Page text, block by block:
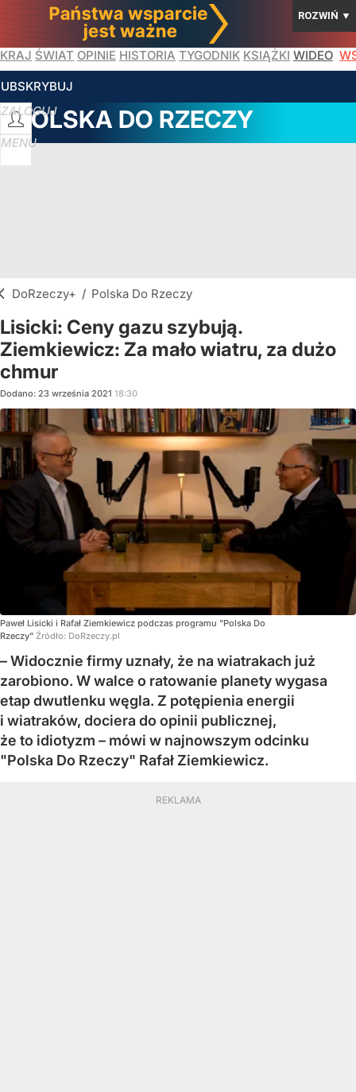
ROZWIŃ ▼
KRAJ ŚWIAT OPINIE HISTORIA TYGODNIK KSIĄŻKI WIDEO
ZALOGUJ
MENU
POLSKA DO RZECZY
DoRzeczy+ / Polska Do Rzeczy
Lisicki: Ceny gazu szybują.
Ziemkiewicz: Za mało wiatru, za dużo
chmur
Dodano: 23 września 2021 18:30
Paweł Lisicki i Rafał Ziemkiewicz podczas programu "Polska Do
Rzeczy" Źródło: DoRzeczy.pl
– Widocznie firmy uznały, że na wiatrakach już
zarobiono. W walce o ratowanie planety wygasa
etap dwutlenku węgla. Z potępienia energii
i wiatraków, dociera do opinii publicznej,
że to idiotyzm – mówi w najnowszym odcinku
"Polska Do Rzeczy" Rafał Ziemkiewicz.